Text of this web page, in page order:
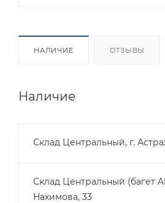
НАЛИЧИЕ ОТЗЫВЫ
Наличие
Склад Центральный, г.
Склад Центральный (багет
Нахимова, 33